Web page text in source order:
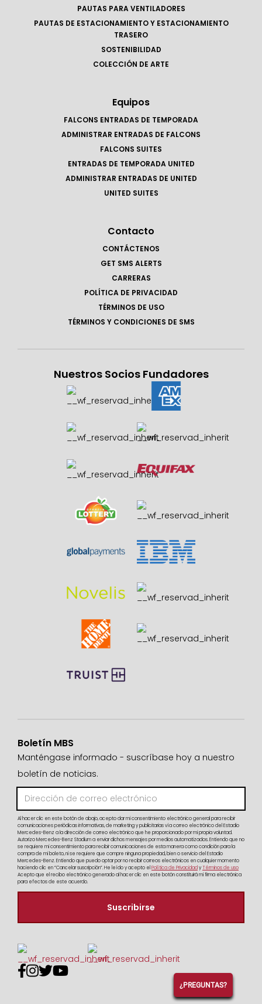
PAUTAS PARA VENTILADORES
PAUTAS DE ESTACIONAMIENTO Y ESTACIONAMIENTO
TRASERO
SOSTENIBILIDAD
COLECCIÓN DE ARTE
Equipos
FALCONS ENTRADAS DE TEMPORADA
ADMINISTRAR ENTRADAS DE FALCONS
FALCONS SUITES
ENTRADAS DE TEMPORADA UNITED
ADMINISTRAR ENTRADAS DE UNITED
UNITED SUITES
Contacto
CONTÁCTENOS
GET SMS ALERTS
CARRERAS
POLÍTICA DE PRIVACIDAD
TÉRMINOS DE USO
TÉRMINOS Y CONDICIONES DE SMS
Nuestros Socios Fundadores
Boletín MBS
Manténgase informado - suscríbase hoy a nuestro
boletín de noticias.
Al hacer clic en este botón de abajo, acepto dar mi consentimiento electrónico general para recibir
comunicaciones periódicas informativas, de marketing y publicitarias vía correo electrónico del Estadio
Mercedes-Benz a la dirección de correo electrónico que he proporcionado por mi propia voluntad.
Autorizo Mercedes-Benz Stadium a enviar dichos mensajes por medios automatizados. Entiendo que no
se requiere mi consentimiento para recibir comunicaciones de esta manera como condición para la
compra de mi boleto, ni se requiere que compre ninguna propiedad, bien o servicio del Estadio
Mercedes-Benz. Entiendo que puedo optar por no recibir correos electrónicos en cualquier momento
haciendo clic en “Cancelar suscripción”. He leído y acepto elPolítica de PrivacidadyTérminos de uso
Acepto que el recibo electrónico generado al hacer clic en este botón constituirá mi firma electrónica
para efectos de este acuerdo.

¿PREGUNTAS?